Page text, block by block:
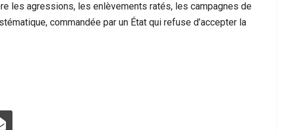
les agressions, les enlèvements ratés, les campagnes de
commandée par un État qui refuse d’accepter la